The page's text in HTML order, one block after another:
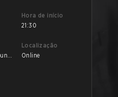
Hora de início
21:30
Localização
Online